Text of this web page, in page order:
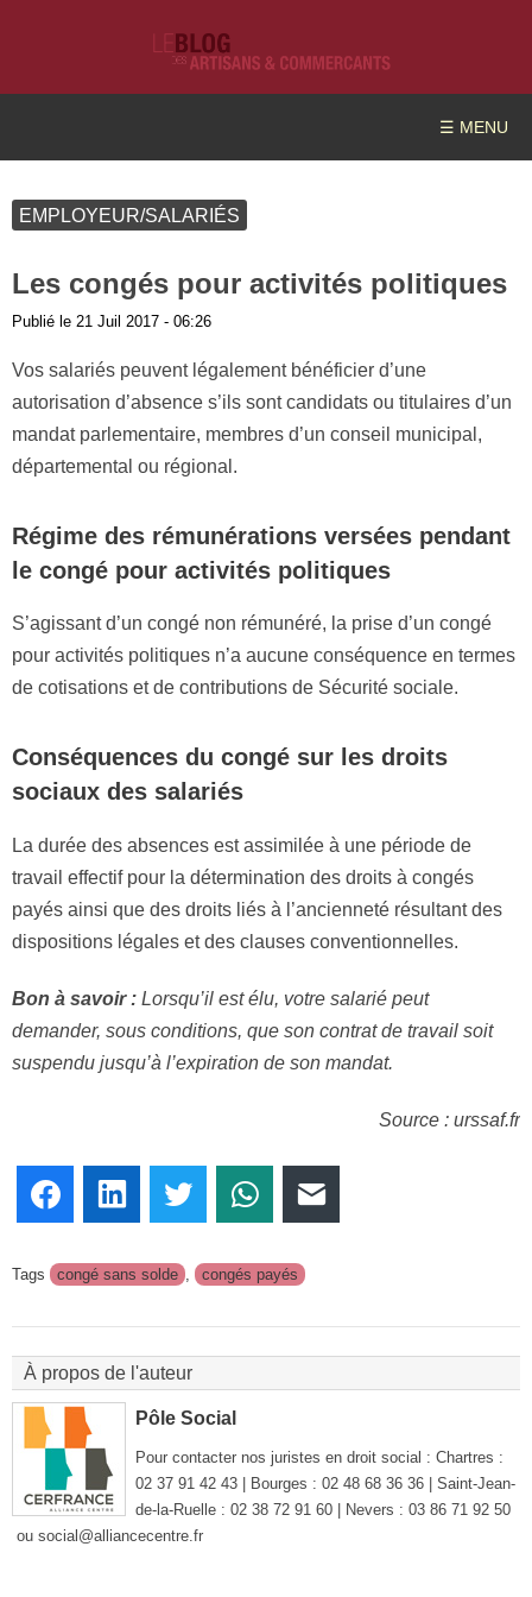
☰ MENU
EMPLOYEUR/SALARIÉS
Les congés pour activités politiques
Publié le 21 Juil 2017 - 06:26
Vos salariés peuvent légalement bénéficier d’une
autorisation d’absence s’ils sont candidats ou titulaires d’un
mandat parlementaire, membres d’un conseil municipal,
départemental ou régional.
Régime des rémunérations versées pendant
le congé pour activités politiques
S’agissant d’un congé non rémunéré, la prise d’un congé
pour activités politiques n’a aucune conséquence en termes
de cotisations et de contributions de Sécurité sociale.
Conséquences du congé sur les droits
sociaux des salariés
La durée des absences est assimilée à une période de
travail effectif pour la détermination des droits à congés
payés ainsi que des droits liés à l’ancienneté résultant des
dispositions légales et des clauses conventionnelles.
Bon à savoir : Lorsqu’il est élu, votre salarié peut
demander, sous conditions, que son contrat de travail soit
suspendu jusqu’à l’expiration de son mandat.
Source : urssaf.fr
FacebookLinkedInTwitter WhatsApp
Tags congé sans solde congés payés
À propos de l'auteur
Pôle Social
Pour contacter nos juristes en droit social : Chartres :
02 37 91 42 43 | Bourges : 02 48 68 36 36 | Saint-Jean-
de-la-Ruelle : 02 38 72 91 60 | Nevers : 03 86 71 92 50
ou social@alliancecentre.fr